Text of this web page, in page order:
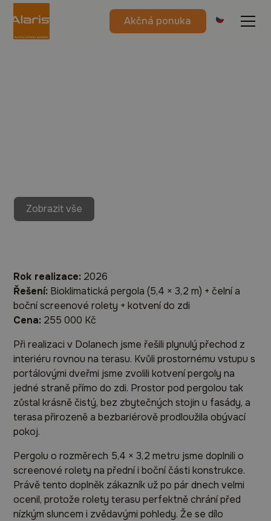
Akčná ponuka
Zobrazit vše
Rok realizace: 2026
Řešení: Bioklimatická pergola (5,4 × 3,2 m) + čelní a
boční screenové rolety + kotvení do zdi
Cena: 255 000 Kč
Při realizaci v Dolanech jsme řešili plynulý přechod z
interiéru rovnou na terasu. Kvůli prostornému vstupu s
portálovými dveřmi jsme zvolili kotvení pergoly na
jedné straně přímo do zdi. Prostor pod pergolou tak
zůstal krásně čistý, bez zbytečných stojin u fasády, a
terasa přirozeně a bezbariérově prodloužila obývací
pokoj.
Pergolu o rozměrech 5,4 × 3,2 metru jsme doplnili o
screenové rolety na přední i boční části konstrukce.
Právě tento doplněk zákazník už po pár dnech velmi
ocenil, protože rolety terasu perfektně chrání před
nízkým sluncem i zvědavými pohledy. Že se dílo